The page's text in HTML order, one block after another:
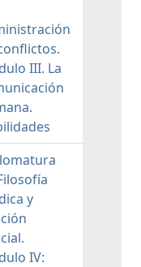
III. La
y
IV: